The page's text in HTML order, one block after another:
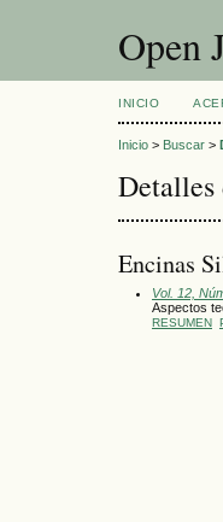
Open
INICIO
Inicio > Buscar >
Detalles
Encinas
Vol. 12,
Aspectos
RESUMEN